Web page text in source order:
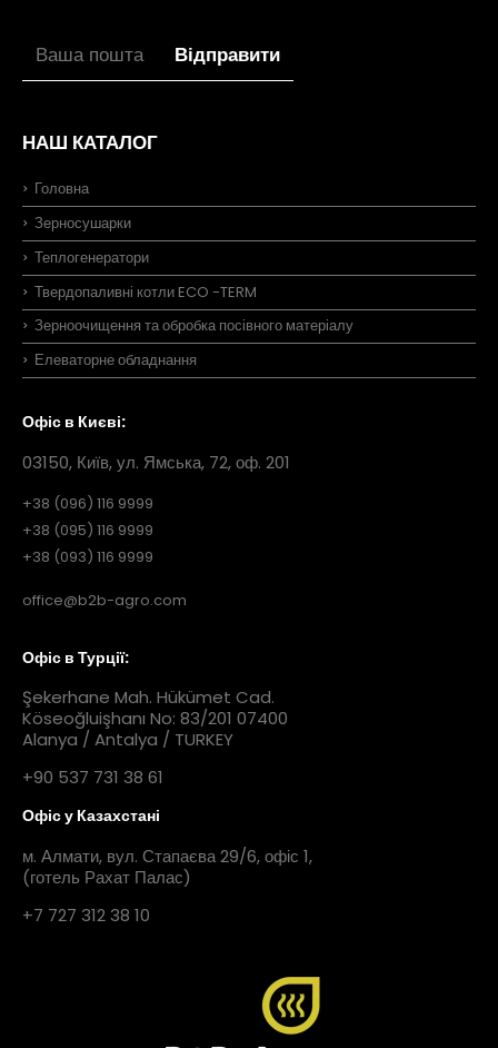
НАШ КАТАЛОГ
Головна
Зерносушарки
Теплогенератори
Твердопаливні котли ECO -TERM
Зерноочищення та обробка посівного матеріалу
Елеваторне обладнання
Офіс в Києві:
03150, Київ, ул. Ямська, 72, оф. 201
+38 (096) 116 9999
+38 (095) 116 9999
+38 (093) 116 9999
office@b2b-agro.com
Офіс в Турції:
Şekerhane Mah. Hükümet Cad.
Köseoğluişhanı No: 83/201 07400
Alanya / Antalya / TURKEY
+90 537 731 38 61
Офіс у Казахстані
м. Алмати, вул. Стапаєва 29/6, офіс 1,
(готель Рахат Палас)
+7 727 312 38 10